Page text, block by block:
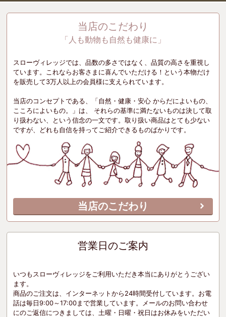
当店のこだわり
「人も動物も自然も健康に」
スローヴィレッジでは、品数の多さではなく、品質の高さを重視し
ています。これならお客さまに喜んでいただける！という本物だけ
を販売して3万人以上の会員様に支えられています。
当店のコンセプトである、「自然・健康・安心 からだによいもの、
こころによいもの。」は、 それらの基準に満たないものは決して取
り扱わない、という信念の一文です。取り扱い商品はとても少ない
ですが、どれも自信を持ってご紹介できるものばかりです。
当店のこだわり
営業日のご案内
いつもスローヴィレッジをご利用いただき本当にありがとうござい
ます。
商品のご注文は、インターネットから24時間受付しています。お電
話は毎日9:00～17:00まで営業しています。メールのお問い合わせ
にのご返信につきましては、土曜・日曜・祝日はお休みをいただい